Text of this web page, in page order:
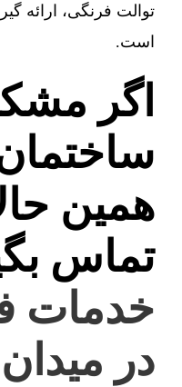
توالت فرنگی، ارائه
است.
اگر
همین
تماس
خدمات
در